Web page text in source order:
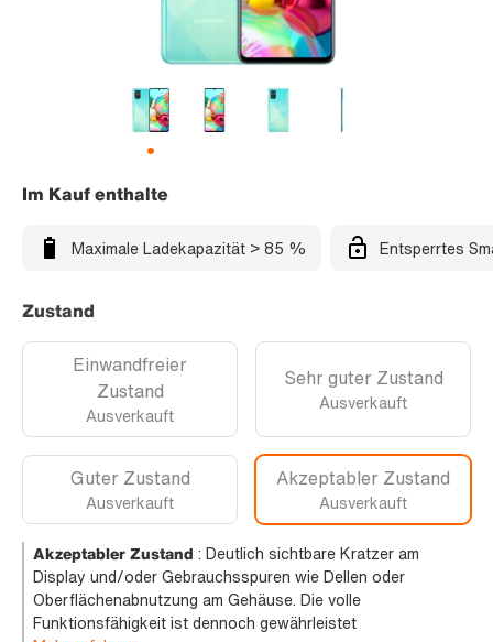
Im Kauf enthalte
Maximale Ladekapazität > 85 % Entsperrtes
Zustand
Einwandfreier
Zustand
Ausverkauft
Sehr guter Zustand
Ausverkauft
Guter Zustand
Ausverkauft
Akzeptabler Zustand
Ausverkauft
Akzeptabler Zustand : Deutlich sichtbare Kratzer am
Display und/oder Gebrauchsspuren wie Dellen oder
Oberflächenabnutzung am Gehäuse. Die volle
Funktionsfähigkeit ist dennoch gewährleistet